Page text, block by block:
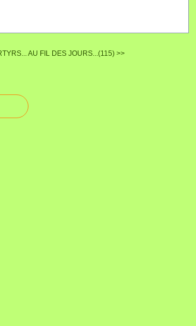
AU FIL DES JOURS...(115) >>